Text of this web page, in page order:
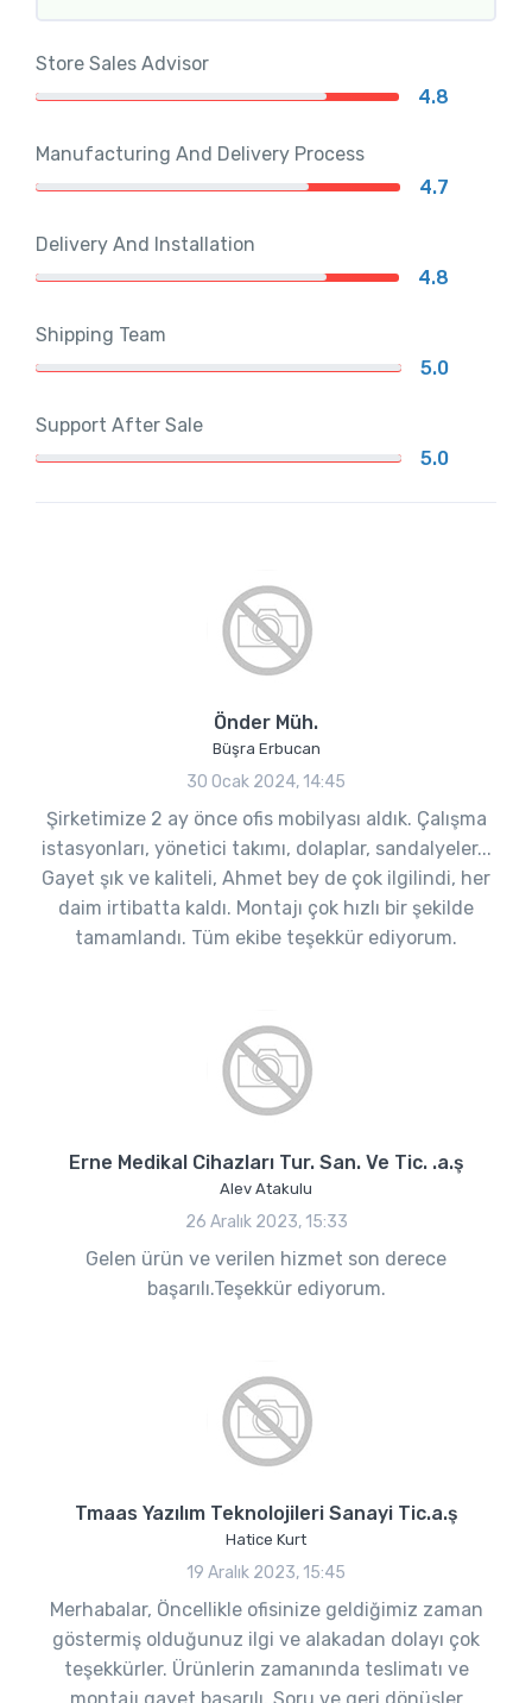
Store Sales Advisor
4.8
Manufacturing And Delivery Process
4.7
Delivery And Installation
4.8
Shipping Team
5.0
Support After Sale
5.0
Önder Müh.
Büşra Erbucan
30 Ocak 2024, 14:45
Şirketimize 2 ay önce ofis mobilyası aldık. Çalışma
istasyonları, yönetici takımı, dolaplar, sandalyeler...
Gayet şık ve kaliteli, Ahmet bey de çok ilgilindi, her
daim irtibatta kaldı. Montajı çok hızlı bir şekilde
tamamlandı. Tüm ekibe teşekkür ediyorum.
Erne Medikal Cihazları Tur. San. Ve Tic. .a.ş
Alev Atakulu
26 Aralık 2023, 15:33
Gelen ürün ve verilen hizmet son derece
başarılı.Teşekkür ediyorum.
Tmaas Yazılım Teknolojileri Sanayi Tic.a.ş
Hatice Kurt
19 Aralık 2023, 15:45
Merhabalar, Öncellikle ofisinize geldiğimiz zaman
göstermiş olduğunuz ilgi ve alakadan dolayı çok
teşekkürler. Ürünlerin zamanında teslimatı ve